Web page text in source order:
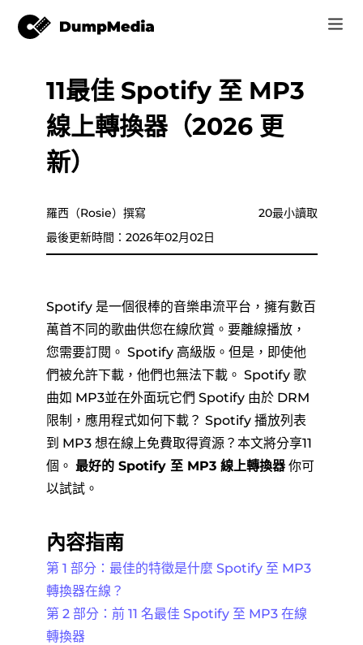
在線工具
Spotify 轉 mp3
YouTube 音樂 MP3
蘋果音樂 MP3
蘇諾至 MP3
登錄
11最佳 Spotify 至 MP3
線上轉換器（2026 更
新）
羅西（Rosie）撰寫
最後更新時間：2026年02月02日
20最小讀取
Spotify 是一個很棒的音樂串流平台，擁有數百
萬首不同的歌曲供您在線欣賞。要離線播放，
您需要訂閱。 Spotify 高級版。但是，即使他
們被允許下載，他們也無法下載。 Spotify 歌
曲如 MP3並在外面玩它們 Spotify 由於 DRM
限制，應用程式如何下載？ Spotify 播放列表
到 MP3 想在線上免費取得資源？本文將分享11
個。 最好的 Spotify 至 MP3 線上轉換器你可
以試試。
內容指南
第 1 部分：最佳的特徵是什麼 Spotify 至 MP3
轉換器在線？
第 2 部分：前 11 名最佳 Spotify 至 MP3 在線
轉換器